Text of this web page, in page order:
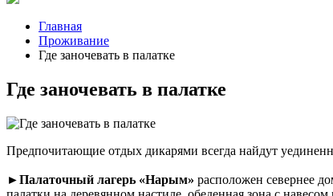
Главная
Проживание
Где заночевать в палатке
Где заночевать в палатке
Предпочитающие отдых дикарями всегда найдут
►Палаточный лагерь «Нарым» расположен севернее